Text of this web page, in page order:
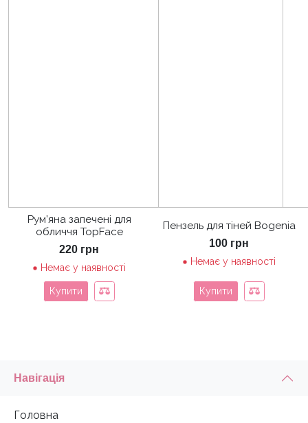
Рум’яна запечені для
обличчя TopFace
220 грн
Немає у наявності
Купити
Пензель для тіней Bogenia
100 грн
Немає у наявності
Купити
Навігація
Головна